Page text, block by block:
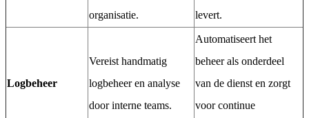
organisatie.
levert.
Logbeheer
Vereist handmatig
logbeheer en analyse
door interne teams.
Automatiseert het
beheer als onderdeel
van de dienst en zorgt
voor continue